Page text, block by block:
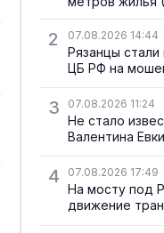
2 07.08.2026 14:44
Рязанцы
ЦБ РФ на
3 07.08.2026 11:24
Не стало
Валентина
4 07.08.2026 17:49
На мосту под
движение